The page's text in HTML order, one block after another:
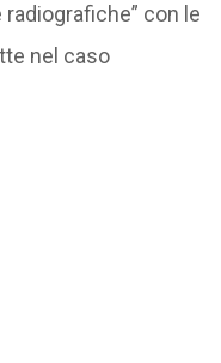
con le
nel caso